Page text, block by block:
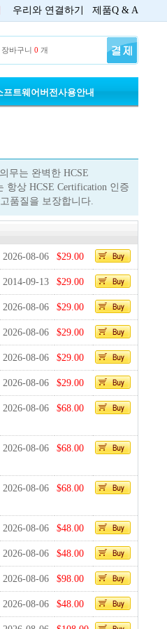
우리와 연결하기 제품Q & A
장바구니 0 개
프트웨어버전사용안내
무는 완벽한 HCSE
상 HCSE Certification 인증
품질을 보장합니다.
2026-08-06 $29.00
2014-09-13 $29.00
2026-08-06 $29.00
2026-08-06 $29.00
2026-08-06 $29.00
2026-08-06 $29.00
2026-08-06 $68.00
2026-08-06 $68.00
2026-08-06 $68.00
2026-08-06 $48.00
2026-08-06 $48.00
2026-08-06 $98.00
2026-08-06 $48.00